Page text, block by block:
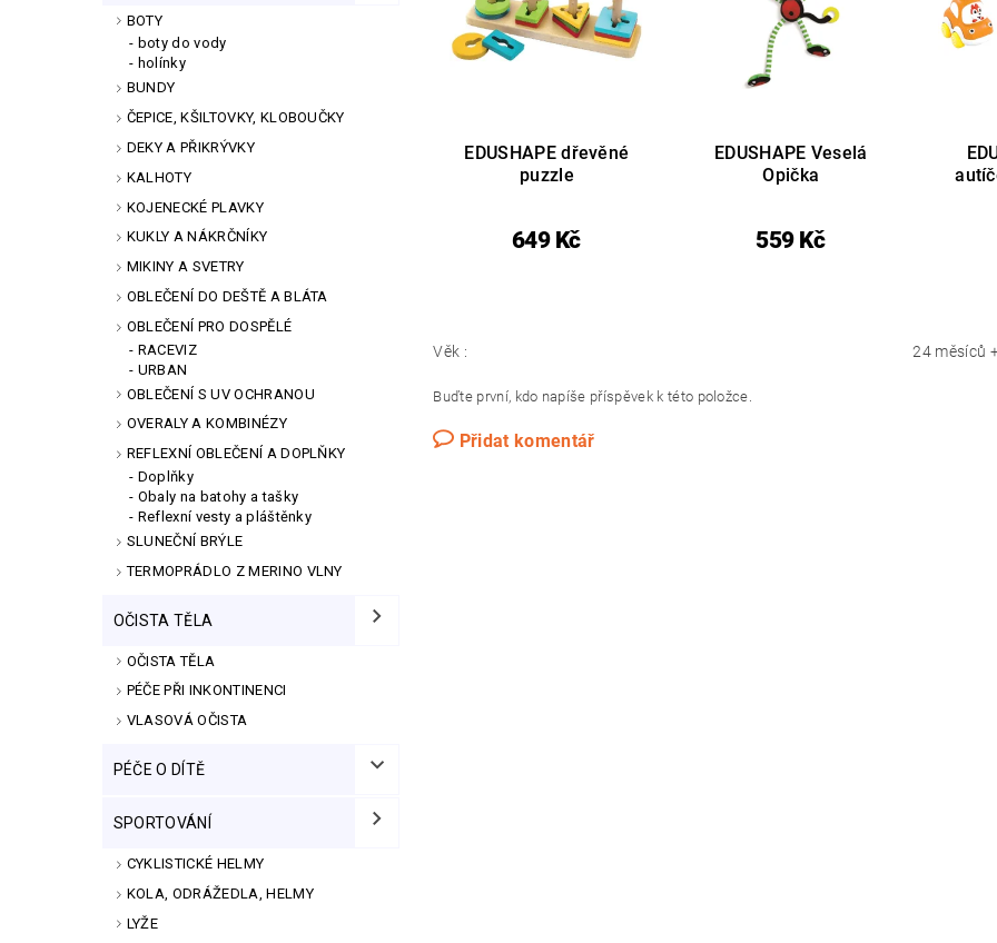
BOTY
boty do vody
holínky
BUNDY
ČEPICE, KŠILTOVKY, KLOBOUČKY
DEKY A PŘIKRÝVKY
KALHOTY
KOJENECKÉ PLAVKY
KUKLY A NÁKRČNÍKY
MIKINY A SVETRY
OBLEČENÍ DO DEŠTĚ A BLÁTA
OBLEČENÍ PRO DOSPĚLÉ
RACEVIZ
URBAN
OBLEČENÍ S UV OCHRANOU
OVERALY A KOMBINÉZY
REFLEXNÍ OBLEČENÍ A DOPLŇKY
Doplňky
Obaly na batohy a tašky
Reflexní vesty a pláštěnky
SLUNEČNÍ BRÝLE
TERMOPRÁDLO Z MERINO VLNY
OČISTA TĚLA
OČISTA TĚLA
PÉČE PŘI INKONTINENCI
VLASOVÁ OČISTA
PÉČE O DÍTĚ
SPORTOVÁNÍ
CYKLISTICKÉ HELMY
KOLA, ODRÁŽEDLA, HELMY
LYŽE
EDUSHAPE dřevěné
puzzle
649 Kč
EDUSHAPE Veselá
Opička
559 Kč
Věk : 24 měsíců
Buďte první, kdo napíše příspěvek k této položce.
Přidat komentář